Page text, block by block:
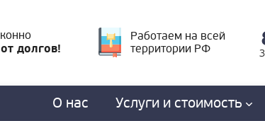
долгов!
Работаем на всей
территории РФ
О нас Услуги и стоимость